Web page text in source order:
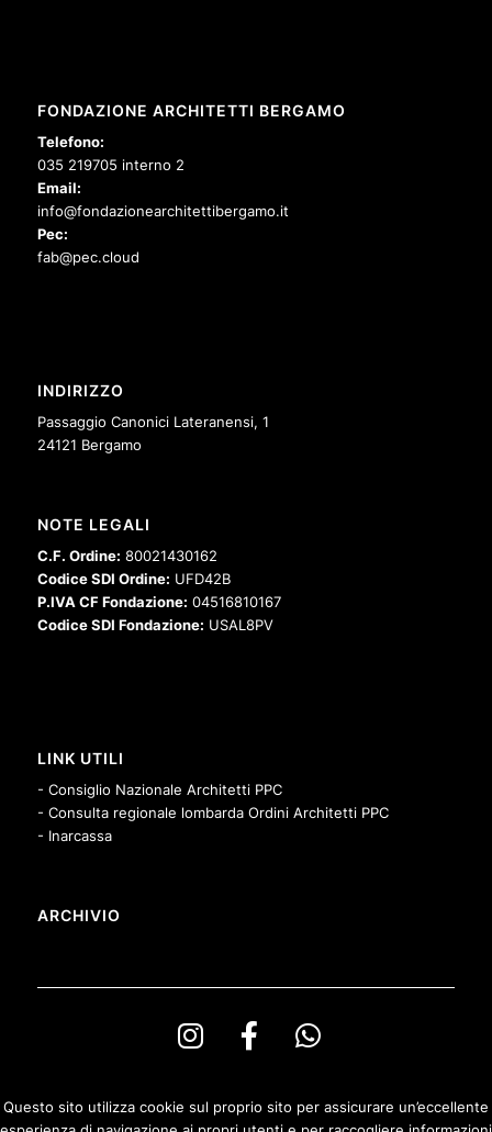
FONDAZIONE ARCHITETTI BERGAMO
Telefono:
035 219705 interno 2
Email:
info@fondazionearchitettibergamo.it
Pec:
fab@pec.cloud
INDIRIZZO
Passaggio Canonici Lateranensi, 1
24121 Bergamo
NOTE LEGALI
C.F. Ordine: 80021430162
Codice SDI Ordine: UFD42B
P.IVA CF Fondazione: 04516810167
Codice SDI Fondazione: USAL8PV
LINK UTILI
- Consiglio Nazionale Architetti PPC
- Consulta regionale lombarda Ordini Architetti PPC
- Inarcassa
ARCHIVIO
Questo sito utilizza cookie sul proprio sito per assicurare un’eccellente